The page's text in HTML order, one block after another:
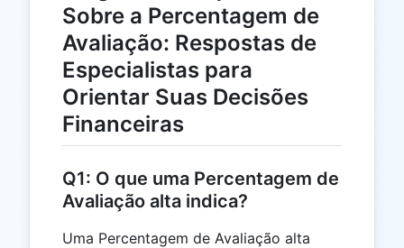
Sobre a Percentagem de
Avaliação: Respostas de
Especialistas para
Orientar Suas Decisões
Financeiras
Q1: O que uma Percentagem de
Avaliação alta indica?
Uma Percentagem de Avaliação alta